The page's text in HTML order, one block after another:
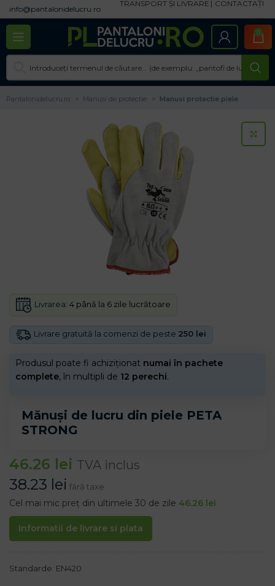
info@pantalonidelucru.ro
TRANSPORT ȘI LIVRARE CONTACTAȚI
0
Pantalonidelucru.ro Manusi de protectie Manusi protectie piele
Mănuși de lucru din piele PETA
STRONG
Livrare gratuită la comenzi de peste 250 lei
Livrarea: 4 până la 6 zile lucrătoare
46.26 lei TVA inclus
38.23 lei fără taxe
Produsul poate fi achiziționat numai în pachete
complete, în multipli de 12 perechi.
Cel mai mic preț din ultimele 30 de zile 46.26 lei
Informatii de livrare si plata
Standarde: EN420